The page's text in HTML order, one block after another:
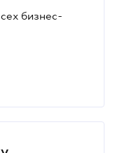
бизнес-